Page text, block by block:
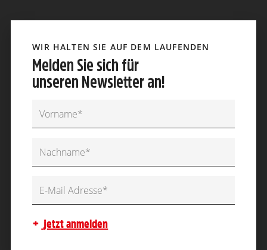
WIR HALTEN SIE AUF DEM LAUFENDEN
Melden Sie sich für
unseren Newsletter an!
jetzt anmelden